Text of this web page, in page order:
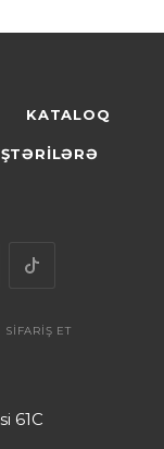
KATALOQ
ET
61C